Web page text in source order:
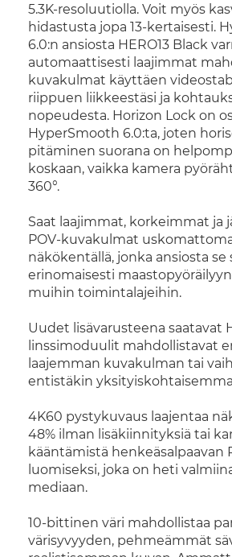
5.3K-resoluutiolla. Voit myös
hidastusta jopa 13-kertaisesti.
6.0:n ansiosta HERO13 Black
automaattisesti laajimmat
kuvakulmat käyttäen
riippuen liikkeestäsi ja
nopeudesta. Horizon Lock on
HyperSmooth 6.0:ta, joten
pitäminen suorana on
koskaan, vaikka kamera
360°.
Saat laajimmat, korkeimmat ja
POV-kuvakulmat
näkökentällä, jonka ansiosta se
erinomaisesti
muihin toimintalajeihin.
Uudet lisävarusteena saatavat
linssimoduulit mahdollistavat
laajemman kuvakulman tai
entistäkin
4K60 pystykuvaus laajentaa
48% ilman lisäkiinnityksiä tai
kääntämistä henkeäsalpaavan
luomiseksi, joka on heti
mediaan.
10-bittinen väri mahdollistaa
värisyvyyden, pehmeämmät